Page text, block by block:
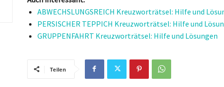
ABWECHSLUNGSREICH Kreuzworträtsel: Hilfe und
PERSISCHER TEPPICH Kreuzworträtsel: Hilfe und
GRUPPENFAHRT Kreuzworträtsel: Hilfe und Lösungen
Teilen